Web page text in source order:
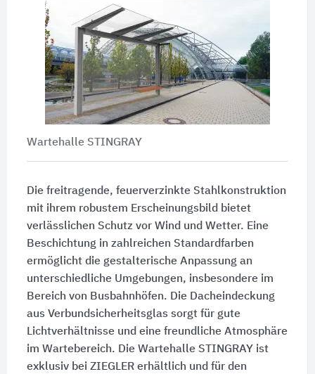
Wartehalle STINGRAY
Die freitragende, feuerverzinkte Stahlkonstruktion
mit ihrem robustem Erscheinungsbild bietet
verlässlichen Schutz vor Wind und Wetter. Eine
Beschichtung in zahlreichen Standardfarben
ermöglicht die gestalterische Anpassung an
unterschiedliche Umgebungen, insbesondere im
Bereich von Busbahnhöfen. Die Dacheindeckung
aus Verbundsicherheitsglas sorgt für gute
Lichtverhältnisse und eine freundliche Atmosphäre
im Wartebereich. Die Wartehalle STINGRAY ist
exklusiv bei ZIEGLER erhältlich und für den